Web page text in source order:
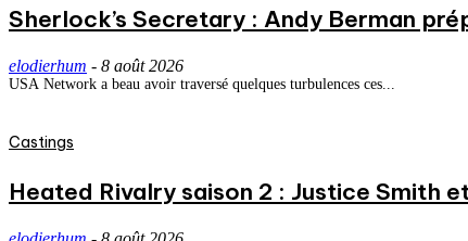
Sherlock’s Secretary : Andy Berman
elodierhum - 8 août 2026
USA Network a beau avoir traversé quelques turbulences ces...
Castings
Heated Rivalry saison 2 : Justice Smith